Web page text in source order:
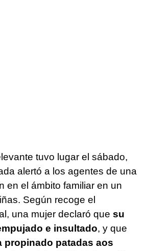
tuvo lugar el sábado,
alertó a los agentes de una
en el ámbito familiar en un
Según recoge el
una mujer declaró que su
e insultado, y que
propinado patadas aos